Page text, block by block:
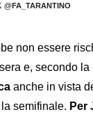
@FA_TARANTINO
non essere
e, secondo la
anche in vista
semifinale. Per